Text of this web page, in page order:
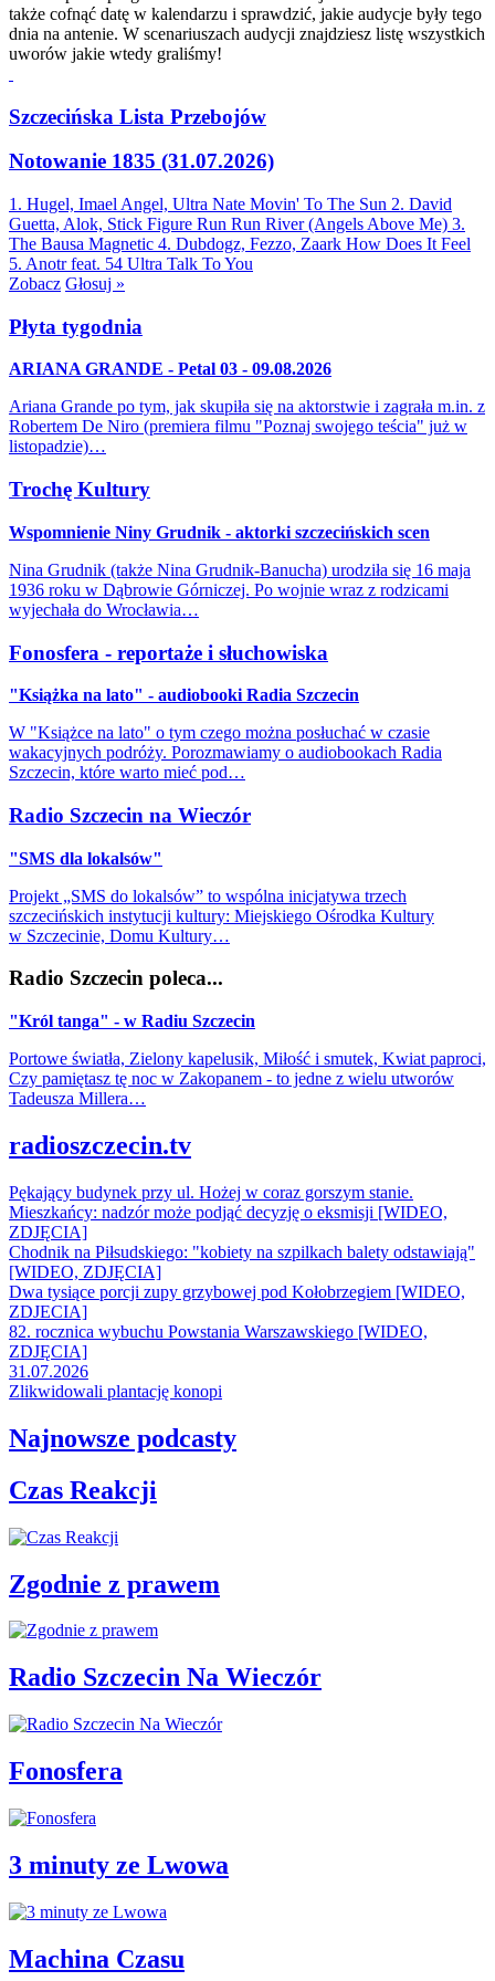
także cofnąć datę w kalendarzu i sprawdzić, jakie audycje były tego
dnia na antenie. W scenariuszach audycji znajdziesz listę wszystkich
uworów jakie wtedy graliśmy!
Szczecińska Lista Przebojów
Notowanie 1835 (31.07.2026)
1. Hugel, Imael Angel, Ultra Nate Movin' To The Sun 2. David
Guetta, Alok, Stick Figure Run Run River (Angels Above Me) 3.
The Bausa Magnetic 4. Dubdogz, Fezzo, Zaark How Does It Feel
5. Anotr feat. 54 Ultra Talk To You
Zobacz Głosuj »
Płyta tygodnia
ARIANA GRANDE - Petal 03 - 09.08.2026
Ariana Grande po tym, jak skupiła się na aktorstwie i zagrała m.in. z
Robertem De Niro (premiera filmu "Poznaj swojego teścia" już w
listopadzie)…
Trochę Kultury
Wspomnienie Niny Grudnik - aktorki szczecińskich scen
Nina Grudnik (także Nina Grudnik-Banucha) urodziła się 16 maja
1936 roku w Dąbrowie Górniczej. Po wojnie wraz z rodzicami
wyjechała do Wrocławia…
Fonosfera - reportaże i słuchowiska
"Książka na lato" - audiobooki Radia Szczecin
W "Książce na lato" o tym czego można posłuchać w czasie
wakacyjnych podróży. Porozmawiamy o audiobookach Radia
Szczecin, które warto mieć pod…
Radio Szczecin na Wieczór
"SMS dla lokalsów"
Projekt „SMS do lokalsów” to wspólna inicjatywa trzech
szczecińskich instytucji kultury: Miejskiego Ośrodka Kultury
w Szczecinie, Domu Kultury…
Radio Szczecin poleca...
"Król tanga" - w Radiu Szczecin
Portowe światła, Zielony kapelusik, Miłość i smutek, Kwiat paproci,
Czy pamiętasz tę noc w Zakopanem - to jedne z wielu utworów
Tadeusza Millera…
radioszczecin.tv
Pękający budynek przy ul. Hożej w coraz gorszym stanie.
Mieszkańcy: nadzór może podjąć decyzję o eksmisji [WIDEO,
ZDJĘCIA]
Chodnik na Piłsudskiego: "kobiety na szpilkach balety odstawiają"
[WIDEO, ZDJĘCIA]
Dwa tysiące porcji zupy grzybowej pod Kołobrzegiem [WIDEO,
ZDJECIA]
82. rocznica wybuchu Powstania Warszawskiego [WIDEO,
ZDJĘCIA]
31.07.2026
Zlikwidowali plantację konopi
Najnowsze podcasty
Czas Reakcji
Zgodnie z prawem
Radio Szczecin Na Wieczór
Fonosfera
3 minuty ze Lwowa
Machina Czasu